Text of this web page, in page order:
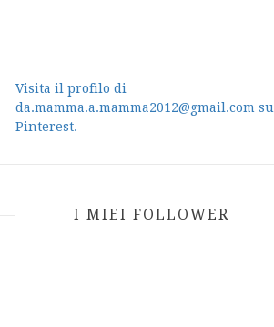
Visita il profilo di
da.mamma.a.mamma2012@gmail.com su
Pinterest.
I MIEI FOLLOWER